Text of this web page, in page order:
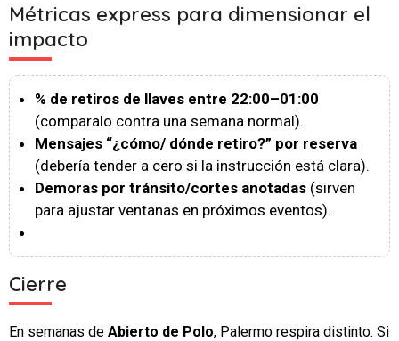
Métricas express para dimensionar el
impacto
% de retiros de llaves entre 22:00–01:00
(comparalo contra una semana normal).
Mensajes “¿cómo/ dónde retiro?” por reserva
(debería tender a cero si la instrucción está clara).
Demoras por tránsito/cortes anotadas (sirven
para ajustar ventanas en próximos eventos).
Cierre
En semanas de Abierto de Polo, Palermo respira distinto. Si